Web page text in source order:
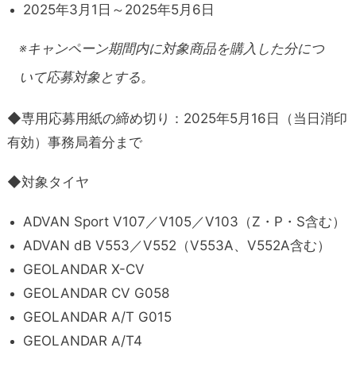
2025年3月1日～2025年5月6日
※キャンペーン期間内に対象商品を購入した分につ
いて応募対象とする。
◆専用応募用紙の締め切り：2025年5月16日（当日消印
有効）事務局着分まで
◆対象タイヤ
ADVAN Sport V107／V105／V103（Z・P・S含む）
ADVAN dB V553／V552（V553A、V552A含む）
GEOLANDAR X-CV
GEOLANDAR CV G058
GEOLANDAR A/T G015
GEOLANDAR A/T4